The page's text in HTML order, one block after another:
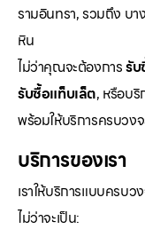
รามอินทรา, รวมถึง บ
หิน
ไม่ว่าคุณจะต้องการรั
รับซื้อแท็บเล็ต, หรือบริ
พร้อมให้บริการครบวง
บริการของเรา
เราให้บริการแบบครบ
ไม่ว่าจะเป็น: